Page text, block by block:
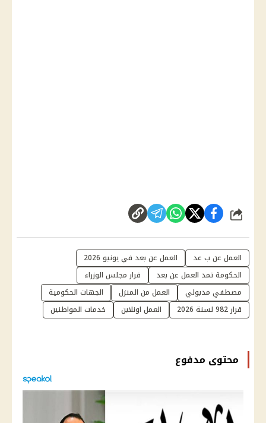
شارك
العمل عن ب عد
العمل عن بعد في يونيو 2026
الحكومة تمد العمل عن بعد
قرار مجلس الوزراء
مصطفي مدبولي
العمل من المنزل
الجهات الحكومية
قرار 982 لسنة 2026
العمل اونلاين خدمات المواطنين
محتوى مدفوع